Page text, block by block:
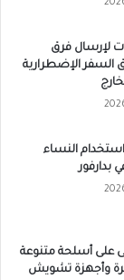
لإرسال فرق
السفر الإضطرارية
النساء
بدارفور
على أسلحة متنوعة
وأجهزة تشويش